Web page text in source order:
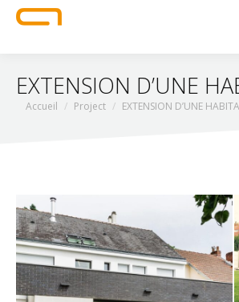
EXTENSION D’UNE
Vous êtes ici :
Accueil Project EXTENSION D’UNE